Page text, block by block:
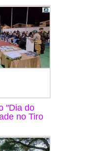
"Dia do
no Tiro